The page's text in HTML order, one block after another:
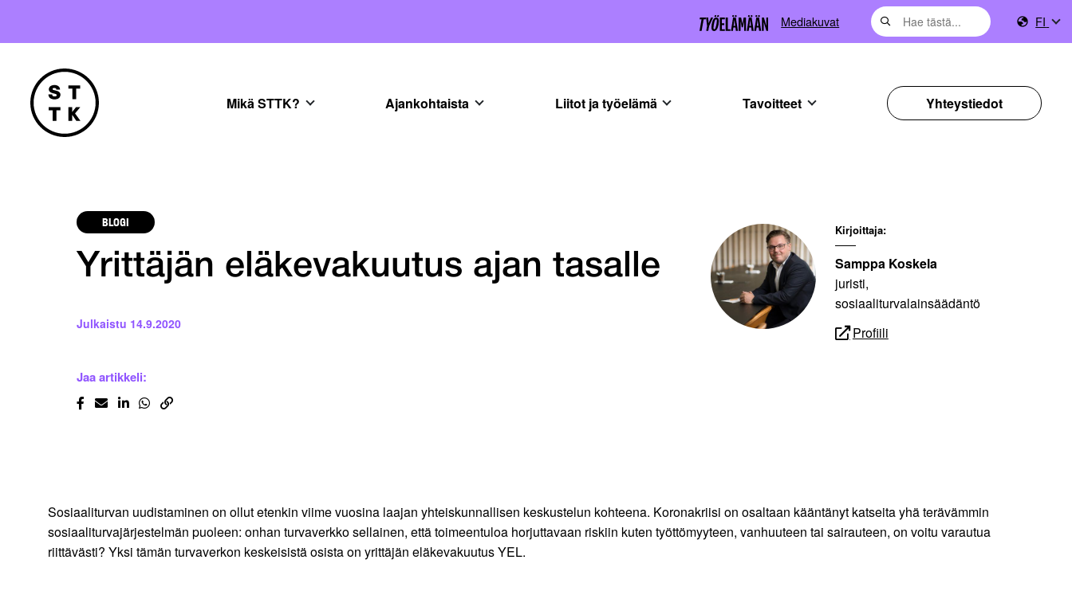
Mediakuvat FI
Mikä STTK? Ajankohtaista Liitot ja työelämä Tavoitteet Yhteystiedot
BLOGI
Yrittäjän eläkevakuutus ajan tasalle
Julkaistu 14.9.2020
Kirjoittaja:
Samppa Koskela
juristi,
sosiaaliturvalainsäädäntö
Profiili
Jaa artikkeli:
Sosiaaliturvan uudistaminen on ollut etenkin viime vuosina laajan yhteiskunnallisen keskustelun kohteena. Koronakriisi on osaltaan kääntänyt katseita yhä terävämmin
sosiaaliturvajärjestelmän puoleen: onhan turvaverkko sellainen, että toimeentuloa horjuttavaan riskiin kuten työttömyyteen, vanhuuteen tai sairauteen, on voitu varautua
riittävästi? Yksi tämän turvaverkon keskeisistä osista on yrittäjän eläkevakuutus YEL.